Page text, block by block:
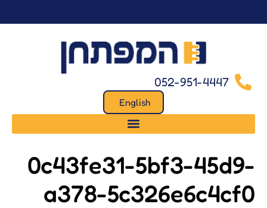
052-951-4447
English
0c43fe31-5bf3-45d9-
a378-5c326e6c4cf0